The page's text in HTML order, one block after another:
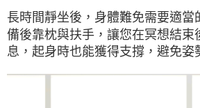
長時間靜坐後，身體難免需要適當
備後靠枕與扶手，讓您在冥想結束
息，起身時也能獲得支撐，避免姿